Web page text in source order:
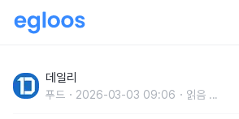
데일리
푸드 2026-03-03 09:06 읽음 ...